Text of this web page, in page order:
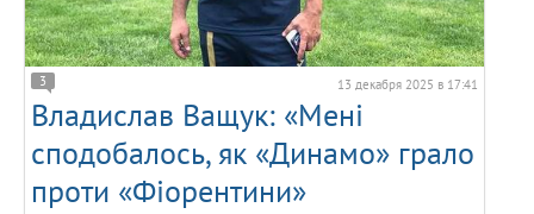
3 13 декабря 2025 в 17:41
Владислав Ващук: «Мені
сподобалось, як «Динамо» грало
проти «Фіорентини»